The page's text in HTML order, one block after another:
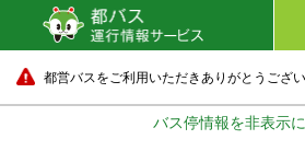
都営バスをご利用いただきありがとうござい
バス停情報を非表示